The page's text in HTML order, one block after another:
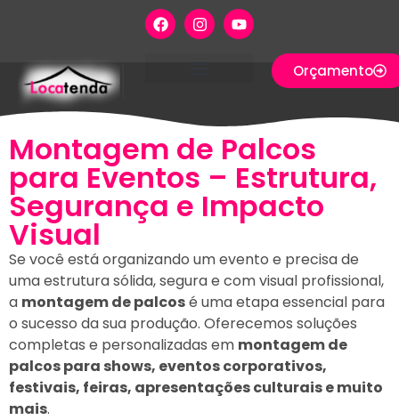
Orçamento
Montagem de Palcos
para Eventos – Estrutura,
Segurança e Impacto
Visual
Se você está organizando um evento e precisa de
uma estrutura sólida, segura e com visual profissional,
a montagem de palcosé uma etapa essencial para
o sucesso da sua produção. Oferecemos soluções
completas e personalizadas em montagem de
palcos para shows, eventos corporativos,
festivais, feiras, apresentações culturais e muito
mais.